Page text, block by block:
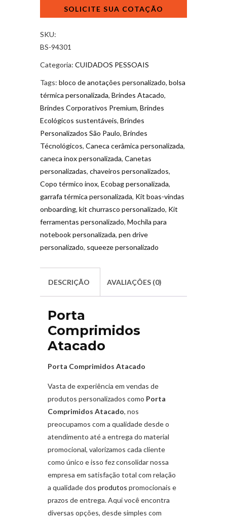
Atacado
SKU:
BS-94301
Categoria: CUIDADOS PESSOAIS
Tags: bloco de anotações personalizado, bolsa
térmica personalizada, Brindes Atacado,
Brindes Corporativos Premium, Brindes
Ecológicos sustentáveis, Brindes
Personalizados São Paulo, Brindes
Técnológicos, Caneca cerâmica personalizada,
caneca inox personalizada, Canetas
personalizadas, chaveiros personalizados,
Copo térmico inox, Ecobag personalizada,
garrafa térmica personalizada, Kit boas-vindas
onboarding, kit churrasco personalizado, Kit
ferramentas personalizado, Mochila para
notebook personalizada, pen drive
personalizado, squeeze personalizado
DESCRIÇÃO AVALIAÇÕES (0)
Porta
Comprimidos
Atacado
Porta Comprimidos Atacado
Vasta de experiência em vendas de
produtos personalizados como Porta
Comprimidos Atacado, nos
preocupamos com a qualidade desde o
atendimento até a entrega do material
promocional, valorizamos cada cliente
como único e isso fez consolidar nossa
empresa em satisfação total com relação
a qualidade dos produtos promocionais e
prazos de entrega. Aqui você encontra
diversas opções, desde simples com